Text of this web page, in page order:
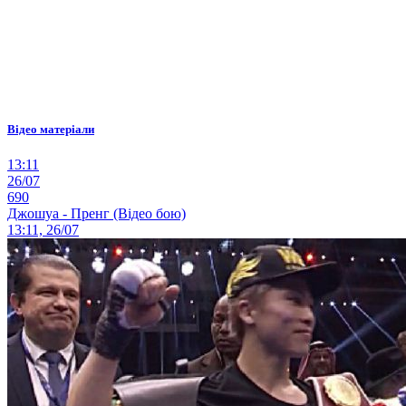
Відео матеріали
13:11
26/07
690
Джошуа - Пренг (Відео бою)
13:11, 26/07